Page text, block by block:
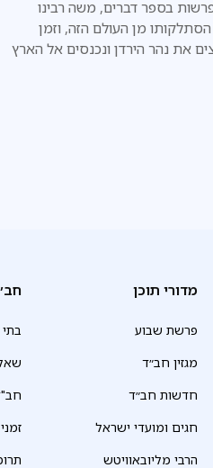
בספר דברים, משה רבינו
מן העולם הזה, וזמן
את נהר הירדן ונכנסים אל הארץ
מדורי תוכן
פרשת שבוע
מגזין חב״ד
חדשות חב״ד
חגים ומועדי ישראל
הרבי מליובאוויטש